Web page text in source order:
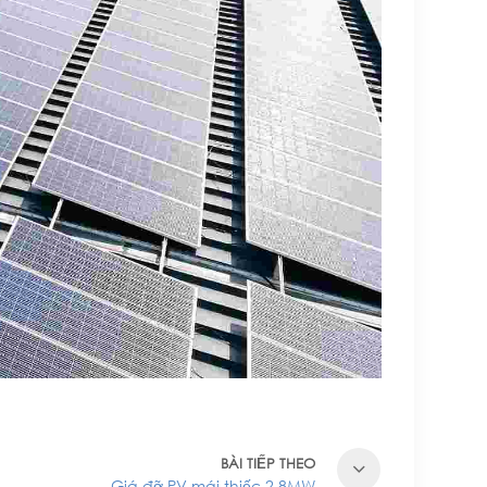
BÀI TIẾP THEO